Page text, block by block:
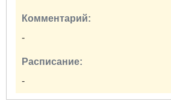
Комментарий:
-
Расписание:
-